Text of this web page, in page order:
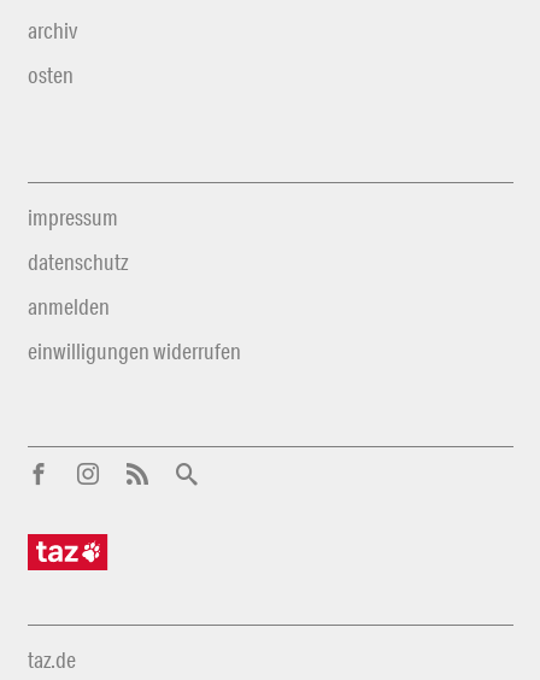
archiv
osten
impressum
datenschutz
anmelden
einwilligungen widerrufen
taz.de